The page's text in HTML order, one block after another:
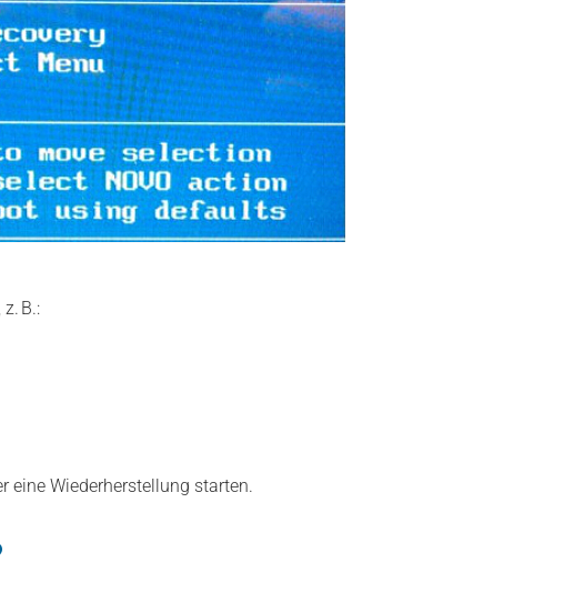
B.:
eine Wiederherstellung starten.